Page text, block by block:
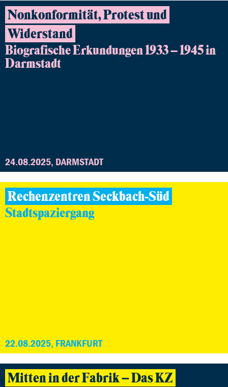
Nonkonformität, Protest und
Widerstand
Biografische Erkundungen 1933 – 1945 in
Darmstadt
24.08.2025, DARMSTADT
Rechenzentren Seckbach-Süd
Stadtspaziergang
22.08.2025, FRANKFURT
Mitten in der Fabrik – Das KZ